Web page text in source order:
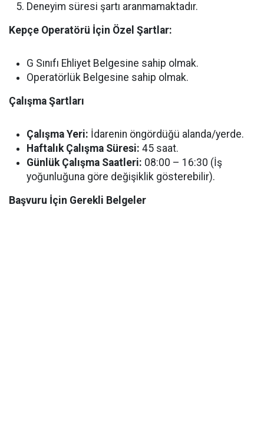
Deneyim süresi şartı aranmamaktadır.
Kepçe Operatörü İçin Özel Şartlar:
G Sınıfı Ehliyet Belgesine sahip olmak.
Operatörlük Belgesine sahip olmak.
Çalışma Şartları
Çalışma Yeri: İdarenin öngördüğü alanda/yerde.
Haftalık Çalışma Süresi: 45 saat.
Günlük Çalışma Saatleri: 08:00 – 16:30 (İş
yoğunluğuna göre değişiklik gösterebilir).
Başvuru İçin Gerekli Belgeler